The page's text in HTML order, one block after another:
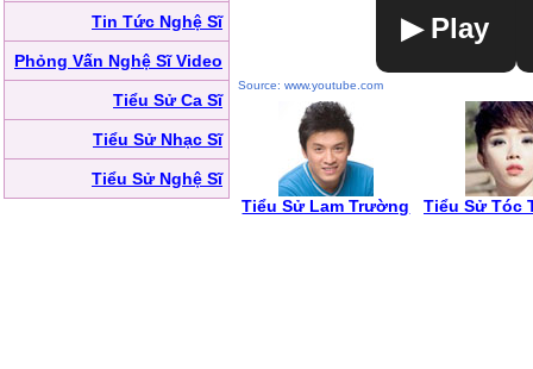
Tin Tức Nghệ Sĩ
Phỏng Vấn Nghệ Sĩ Video
Tiểu Sử Ca Sĩ
Tiểu Sử Nhạc Sĩ
Tiểu Sử Nghệ Sĩ
▶ Play
Source: www.youtube.com
Tiểu Sử Lam Trường Tiểu Sử Tóc